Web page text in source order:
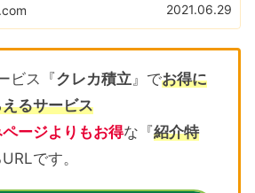
2021.06.29
ビス『クレカ積立 』でお得に
るサービス
ージよりもお得な『紹介特
です。